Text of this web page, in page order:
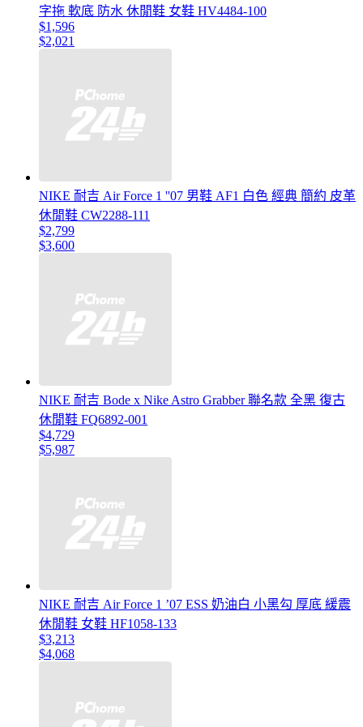
字拖 軟底 防水 休閒鞋 女鞋 HV4484-100
$1,596
$2,021
NIKE 耐吉 Air Force 1 ''07 男鞋 AF1 白色 經典 簡約 皮革
休閒鞋 CW2288-111
$2,799
$3,600
NIKE 耐吉 Bode x Nike Astro Grabber 聯名款 全黑 復古
休閒鞋 FQ6892-001
$4,729
$5,987
NIKE 耐吉 Air Force 1 ’07 ESS 奶油白 小黑勾 厚底 緩震
休閒鞋 女鞋 HF1058-133
$3,213
$4,068